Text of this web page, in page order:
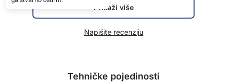
Prikaži više
Napišite recenziju
Tehničke pojedinosti